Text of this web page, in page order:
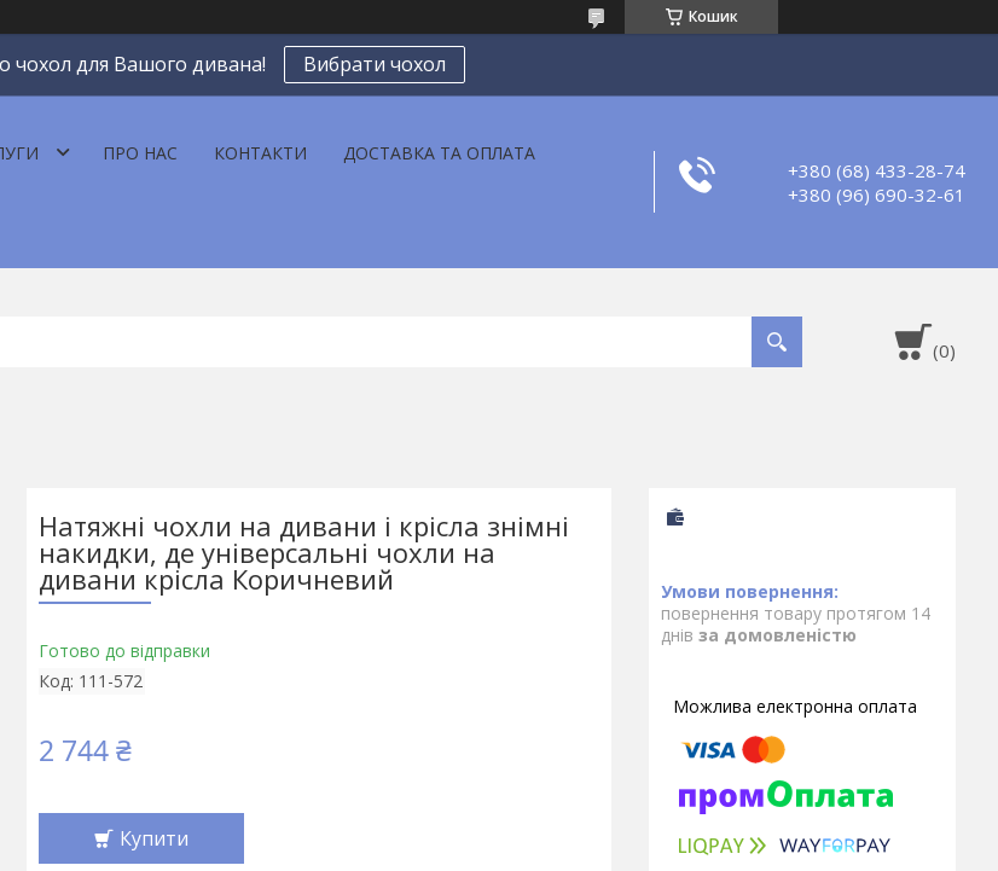
Кошик
чохол для Вашого дивана! Вибрати чохол
ПРО НАС КОНТАКТИ ДОСТАВКА ТА ОПЛАТА
+380 (68) 433-28-74
+380 (96) 690-32-61
Натяжні чохли на дивани і крісла знімні
накидки, де універсальні чохли на
дивани крісла Коричневий
Готово до відправки
Код: 111-572
2 744 ₴
Купити
повернення товару протягом 14
днів за домовленістю